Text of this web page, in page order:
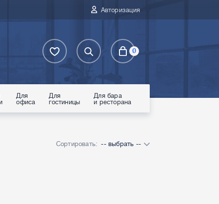
Авторизация
0
Для
офиса
Для
гостиницы
Для бара
и ресторана
Сортировать: -- выбрать --